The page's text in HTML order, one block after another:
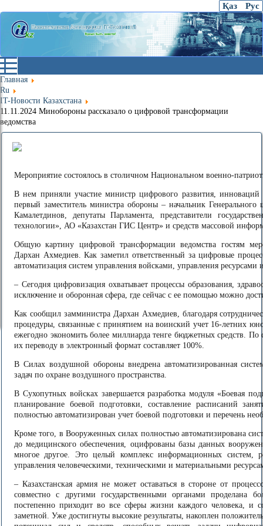
Қаз Рус
Главная
Ru
IT-Новости Казахстана
11.11.2024 Минобороны рассказало о цифровой трансформации
ведомства
Мероприятие состоялось в столичном Национальном военно-
В нем приняли участие министр цифрового развития,
первый заместитель министра обороны – начальник
Камалетдинов, депутаты Парламента, представители
технологии», АО «Казахстан ГИС Центр» и средств массовой
Общую картину цифровой трансформации ведомства гостям
Дархан Ахмедиев. Как заметил ответственный за цифровые
автоматизация систем управления войсками, управления ресурсами
– Сегодня цифровизация охватывает процессы образования,
исключение и оборонная сфера, где сейчас с ее помощью можно
Как сообщил замминистра Дархан Ахмедиев, благодаря
процедуры, связанные с принятием на воинский учет 16-летних
ежегодно экономить более миллиарда тенге бюджетных средств.
их переводу в электронный формат составляет 100%.
В Силах воздушной обороны внедрена автоматизированная
задач по охране воздушного пространства.
В Сухопутных войсках завершается разработка модуля «Боевая
планирование боевой подготовки, составление расписаний
полностью автоматизирован учет боевой подготовки и перечень
Кроме того, в Вооруженных силах полностью автоматизирована
до медицинского обеспечения, оцифрованы базы данных
многое другое. Это целый комплекс информационных систем,
управления человеческими, техническими и материальными
– Казахстанская армия не может оставаться в стороне от
совместно с другими государственными органами проделана
постепенно приходит во все сферы жизни каждого человека, и
заметной. Уже достигнуты высокие результаты, накоплен